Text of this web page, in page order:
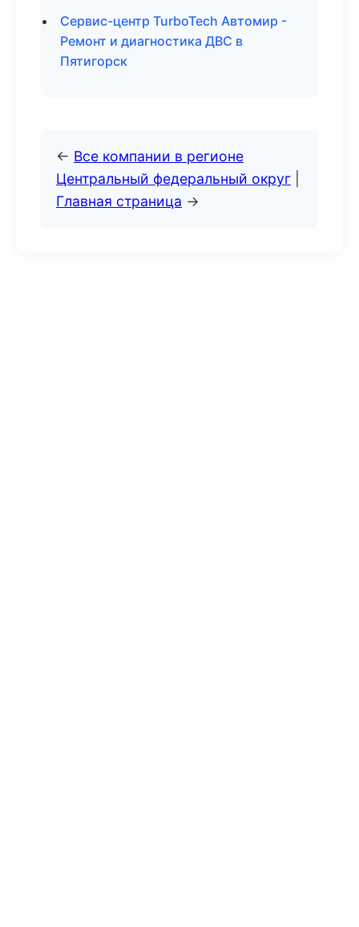
Сервис-центр TurboTech Автомир -
Ремонт и диагностика ДВС в
Пятигорск
← Все компании в регионе
Центральный федеральный округ
Главная страница →